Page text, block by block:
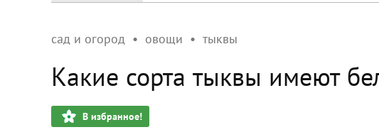
сад и огород овощи тыквы
Какие сорта тыквы имеют
В избранное!